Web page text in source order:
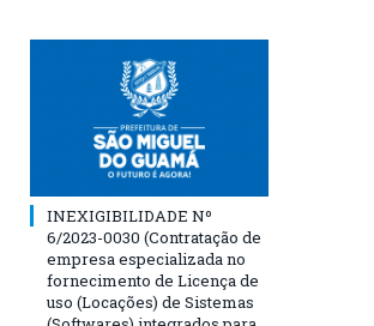
INEXIGIBILIDADE Nº
6/2023-0030 (Contratação de
empresa especializada no
fornecimento de Licença de
uso (Locações) de Sistemas